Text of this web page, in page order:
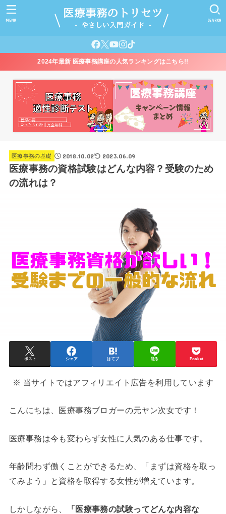
SEARCH
MENU
2024年最新 医療事務講座の人気ランキングはこちら!!
医療事務の基礎 2018.10.02 2023.06.09
医療事務の資格試験はどんな内容？受験のため
の流れは？
ポスト シェア はてブ 送る Pocket
※ 当サイトではアフィリエイト広告を利用しています
こんにちは、医療事務ブロガーの元ヤン次女です！
医療事務は今も変わらず女性に人気のある仕事です。
年齢問わず働くことができるため、「まずは資格を取っ
てみよう」と資格を取得する女性が増えています。
しかしながら、
「医療事務の試験ってどんな内容な